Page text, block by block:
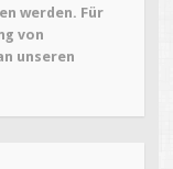
werden. Für
von
unseren